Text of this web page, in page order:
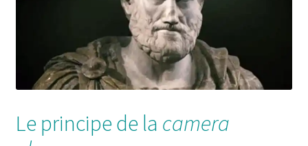
Le principe de la camera